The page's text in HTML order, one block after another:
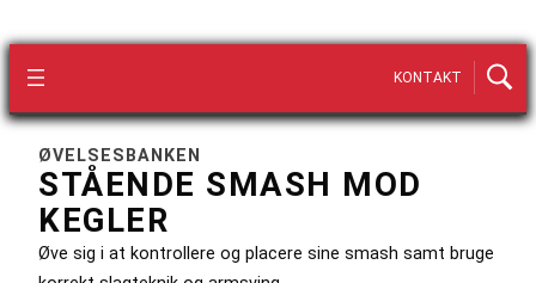
KONTAKT
ØVELSESBANKEN
STÅENDE SMASH MOD
KEGLER
Øve sig i at kontrollere og placere sine smash samt bruge